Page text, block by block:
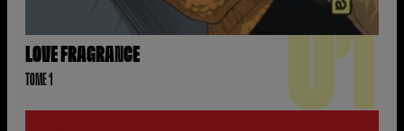
LOVE FRAGRANCE
TOME 1 01